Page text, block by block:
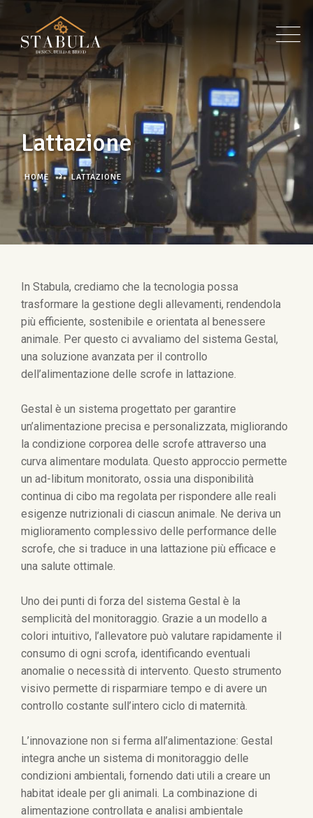
Lattazione
HOME LATTAZIONE
In Stabula, crediamo che la tecnologia possa
trasformare la gestione degli allevamenti, rendendola
più efficiente, sostenibile e orientata al benessere
animale. Per questo ci avvaliamo del sistema Gestal,
una soluzione avanzata per il controllo
dell’alimentazione delle scrofe in lattazione.
Gestal è un sistema progettato per garantire
un’alimentazione precisa e personalizzata, migliorando
la condizione corporea delle scrofe attraverso una
curva alimentare modulata. Questo approccio permette
un ad-libitum monitorato, ossia una disponibilità
continua di cibo ma regolata per rispondere alle reali
esigenze nutrizionali di ciascun animale. Ne deriva un
miglioramento complessivo delle performance delle
scrofe, che si traduce in una lattazione più efficace e
una salute ottimale.
Uno dei punti di forza del sistema Gestal è la
semplicità del monitoraggio. Grazie a un modello a
colori intuitivo, l’allevatore può valutare rapidamente il
consumo di ogni scrofa, identificando eventuali
anomalie o necessità di intervento. Questo strumento
visivo permette di risparmiare tempo e di avere un
controllo costante sull’intero ciclo di maternità.
L’innovazione non si ferma all’alimentazione: Gestal
integra anche un sistema di monitoraggio delle
condizioni ambientali, fornendo dati utili a creare un
habitat ideale per gli animali. La combinazione di
alimentazione controllata e analisi ambientale